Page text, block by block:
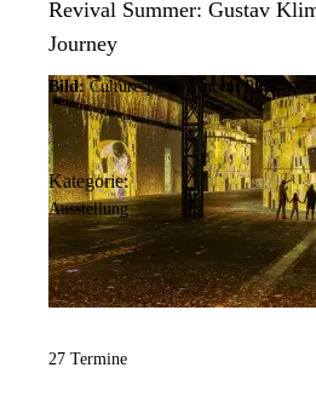
Revival Summer: Gustav
Journey
Bild: Culturespaces/Vincent Pinson
Kategorie:
Ausstellung
27 Termine